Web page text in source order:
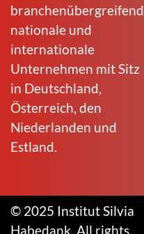
branchenübergreifend
nationale und
internationale
Unternehmen mit Sitz
in Deutschland,
Österreich, den
Niederlanden und
Estland.
© 2025 Institut Silvia
Habedank. All rights